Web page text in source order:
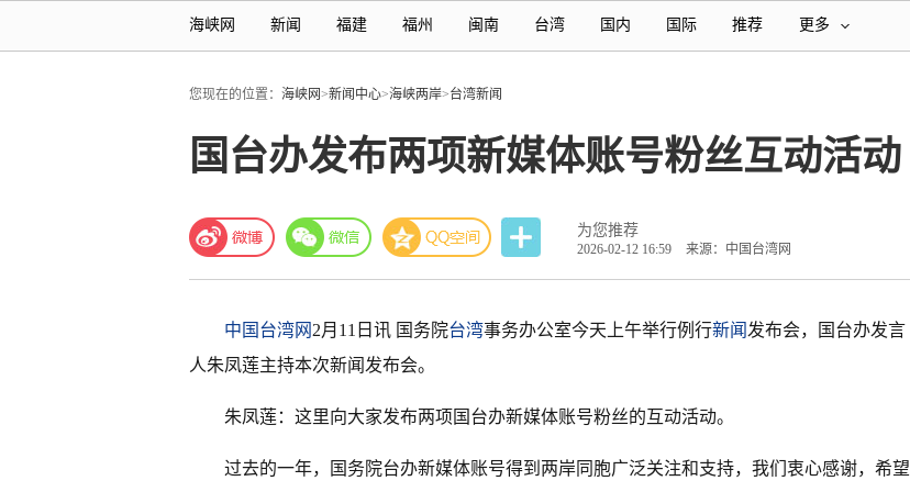
海峡网 新闻 福建 福州 闽南 台湾 国内 国际 推荐 更多
您现在的位置： 海峡网>新闻中心>海峡两岸>台湾新闻
国台办发布两项新媒体账号粉丝互动活动
为您推荐
2026-02-12 16:59 来源：中国台湾网
中国台湾网 2月11日讯 国务院台湾事务办公室今天上午举行例行新闻 发布会，国台办发言
人朱凤莲主持本次新闻发布会。
朱凤莲：这里向大家发布两项国台办新媒体账号粉丝的互动活动。
过去的一年，国务院台办新媒体账号得到两岸同胞广泛关注和支持，我们衷心感谢，希望